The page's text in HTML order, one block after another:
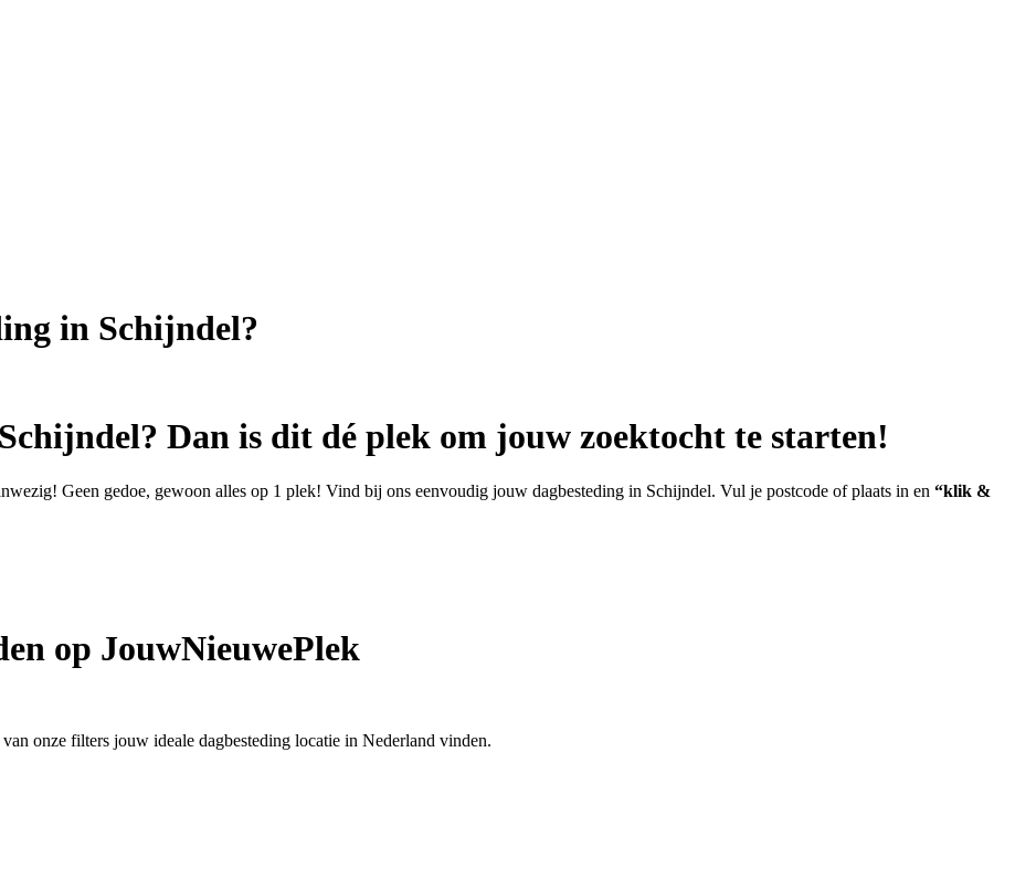
in Schijndel?
Dan is dit dé plek om jouw zoektocht te starten!
Geen gedoe, gewoon alles op 1 plek! Vind bij ons eenvoudig jouw dagbesteding in Schijndel. Vul je postcode of plaats in en “klik &
op JouwNieuwePlek
onze filters jouw ideale dagbesteding locatie in Nederland vinden.